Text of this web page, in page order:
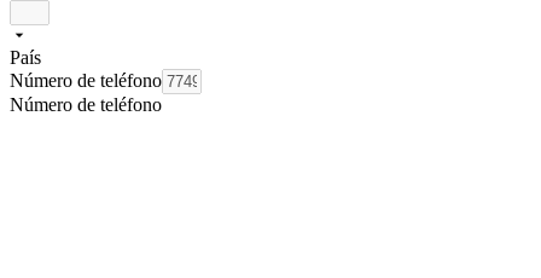
País
Número de teléfono
Número de teléfono